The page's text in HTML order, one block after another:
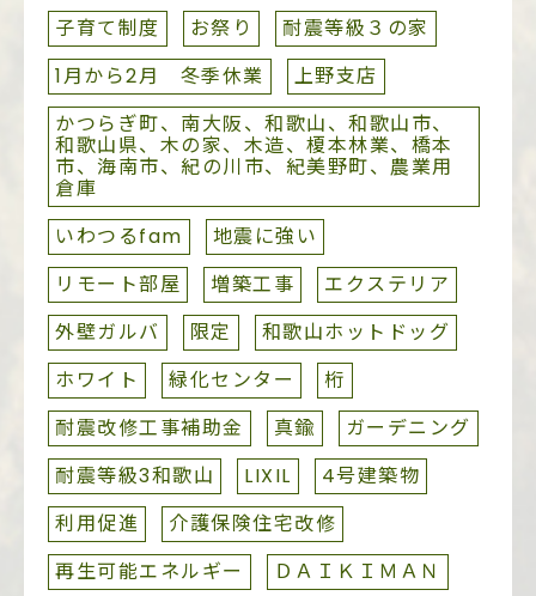
子育て制度
お祭り
耐震等級３の家
1月から2月 冬季休業
上野支店
かつらぎ町、南大阪、和歌山、和歌山市、
和歌山県、木の家、木造、榎本林業、橋本
市、海南市、紀の川市、紀美野町、農業用
倉庫
いわつるfam
地震に強い
リモート部屋
増築工事
エクステリア
外壁ガルバ
限定
和歌山ホットドッグ
ホワイト
緑化センター
桁
耐震改修工事補助金
真鍮
ガーデニング
耐震等級3和歌山
LIXIL
4号建築物
利用促進
介護保険住宅改修
再生可能エネルギー
ＤＡＩＫＩＭＡＮ